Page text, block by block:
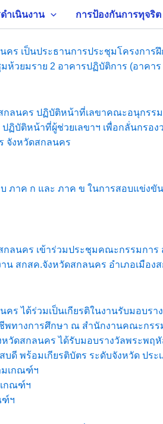
ำเนินงาน การป้องกันการทุจริต
เป็นประธานการประชุมโครงการ
วยมราย 2 อาคารปฏิบัติการ (อาค
กลนคร ปฏิบัติหน้าที่เลขาคณะอนุกร
บัติหน้าที่ผู้ช่วยเลขาฯ เพื่อกลั่นกรอ
จังหวัดสกลนคร
าค ก และ ภาค ข ในการสอบแข่งขั
ลนคร เข้าร่วมประชุมคณะกรรมกา
สกสค.จังหวัดสกลนคร อำเภอเมือง
ร ได้ร่วมเป็นเกียรติในงานรับมอบ
ทางการศึกษา ณ สำนักงานคณะกร
ดสกลนคร ได้รับมอบรางวัลพระพฤหั
พร้อมเกียรติบัตร ระดับจังหวัด ปร
มเกณฑ์ฯ
กณฑ์ฯ
ฑ์ฯ